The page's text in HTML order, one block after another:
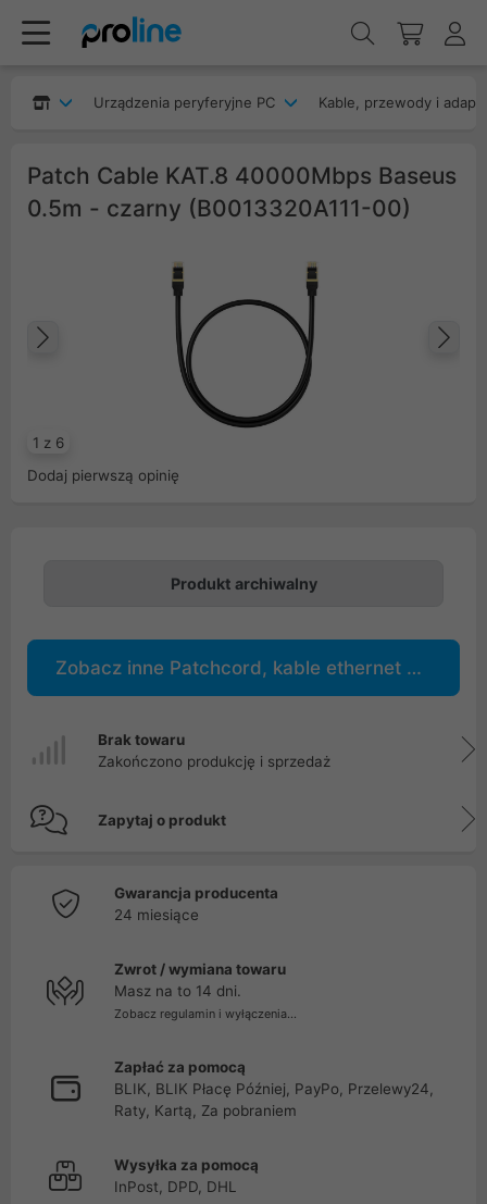
Urządzenia peryferyjne PC Kable, przewody i
Patch Cable KAT.8 40000Mbps Baseus
0.5m - czarny (B0013320A111-00)
1 z 6
Poprzedni
Dodaj pierwszą opinię
Produkt archiwalny
Zobacz inne Patchcord, kable ethernet RJ45, GG45, TERA
Brak towaru
Zakończono produkcję i sprzedaż
Zapytaj o produkt
Gwarancja producenta
24 miesiące
Zwrot / wymiana towaru
Masz na to 14 dni.
Zobacz regulamin i wyłączenia...
Zapłać za pomocą
BLIK, BLIK Płacę Później, PayPo, Przelewy24,
Raty, Kartą, Za pobraniem
Wysyłka za pomocą
InPost, DPD, DHL